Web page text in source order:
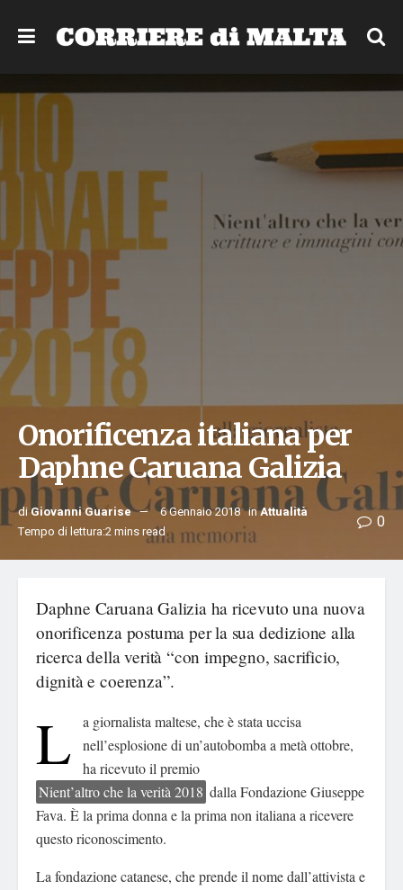
Onorificenza italiana per
Daphne Caruana Galizia
diGiovanni Guarise 6 Gennaio 2018 inAttualità
Tempo di lettura:2 mins read
0
Daphne Caruana Galizia ha ricevuto una nuova
onorificenza postuma per la sua dedizione alla
ricerca della verità “con impegno, sacrificio,
dignità e coerenza”.
L
a giornalista maltese, che è stata uccisa
nell’esplosione di un’autobomba a metà ottobre,
ha ricevuto il premio
Nient’altro che la verità 2018 dalla Fondazione Giuseppe
Fava. È la prima donna e la prima non italiana a ricevere
questo riconoscimento.
La fondazione catanese, che prende il nome dall’attivista e